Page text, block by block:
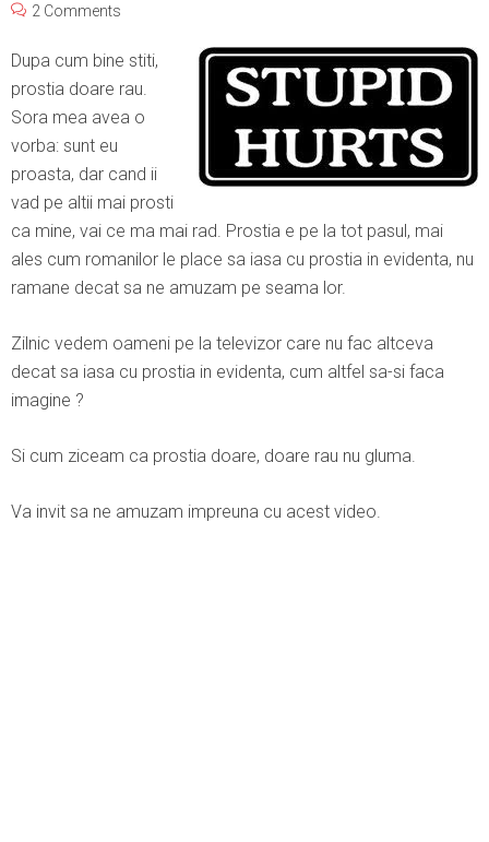
2 Comments
Dupa cum bine stiti,
prostia doare rau.
Sora mea avea o
vorba: sunt eu
proasta, dar cand ii
vad pe altii mai prosti
ca mine, vai ce ma mai rad. Prostia e pe la tot pasul, mai
ales cum romanilor le place sa iasa cu prostia in evidenta, nu
ramane decat sa ne amuzam pe seama lor.
Zilnic vedem oameni pe la televizor care nu fac altceva
decat sa iasa cu prostia in evidenta, cum altfel sa-si faca
imagine ?
Si cum ziceam ca prostia doare, doare rau nu gluma.
Va invit sa ne amuzam impreuna cu acest video.